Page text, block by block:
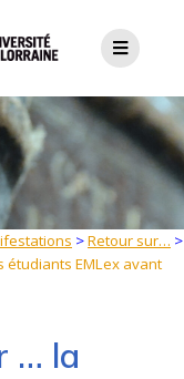
>Retour sur… >
étudiants EMLex avant
… la